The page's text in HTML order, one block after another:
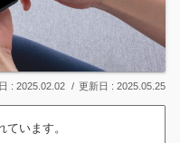
2025.02.02 2025.05.25
います。